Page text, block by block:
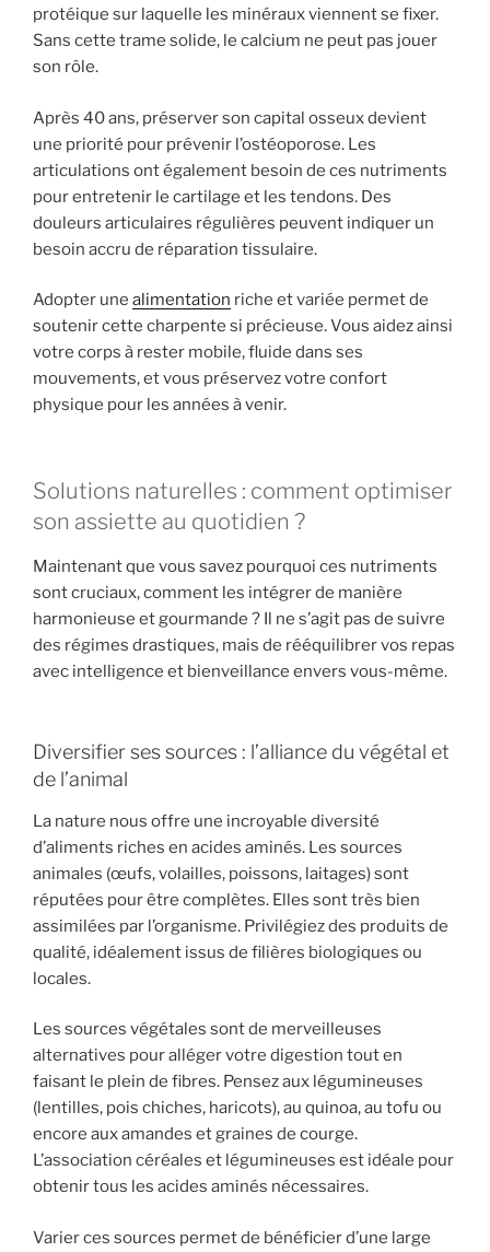
protéique sur laquelle les minéraux viennent se fixer.
Sans cette trame solide, le calcium ne peut pas jouer
son rôle.
Après 40 ans, préserver son capital osseux devient
une priorité pour prévenir l’ostéoporose. Les
articulations ont également besoin de ces nutriments
pour entretenir le cartilage et les tendons. Des
douleurs articulaires régulières peuvent indiquer un
besoin accru de réparation tissulaire.
Adopter une alimentation riche et variée permet de
soutenir cette charpente si précieuse. Vous aidez ainsi
votre corps à rester mobile, fluide dans ses
mouvements, et vous préservez votre confort
physique pour les années à venir.
Solutions naturelles : comment optimiser
son assiette au quotidien ?
Maintenant que vous savez pourquoi ces nutriments
sont cruciaux, comment les intégrer de manière
harmonieuse et gourmande ? Il ne s’agit pas de suivre
des régimes drastiques, mais de rééquilibrer vos repas
avec intelligence et bienveillance envers vous-même.
Diversifier ses sources : l’alliance du végétal et
de l’animal
La nature nous offre une incroyable diversité
d’aliments riches en acides aminés. Les sources
animales (œufs, volailles, poissons, laitages) sont
réputées pour être complètes. Elles sont très bien
assimilées par l’organisme. Privilégiez des produits de
qualité, idéalement issus de filières biologiques ou
locales.
Les sources végétales sont de merveilleuses
alternatives pour alléger votre digestion tout en
faisant le plein de fibres. Pensez aux légumineuses
(lentilles, pois chiches, haricots), au quinoa, au tofu ou
encore aux amandes et graines de courge.
L’association céréales et légumineuses est idéale pour
obtenir tous les acides aminés nécessaires.
Varier ces sources permet de bénéficier d’une large